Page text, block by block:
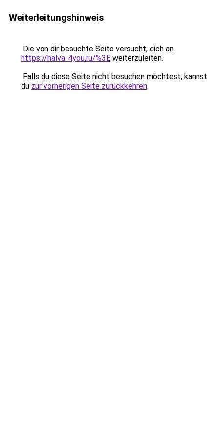
Weiterleitungshinweis
Die von dir besuchte Seite versucht, dich an
https://halva-4you.ru/%3E weiterzuleiten.
Falls du diese Seite nicht besuchen möchtest, kannst
du zur vorherigen Seite zurückkehren.